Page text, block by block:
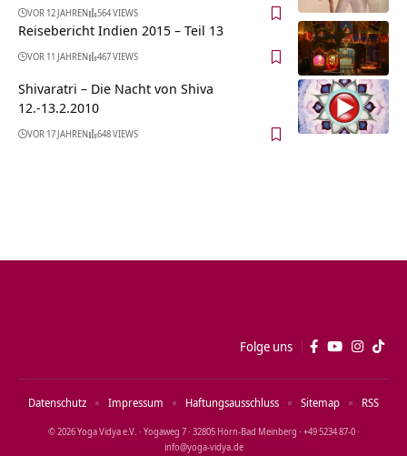
VOR 12 JAHREN 564 VIEWS
Reisebericht Indien 2015 – Teil 13
VOR 11 JAHREN 467 VIEWS
Shivaratri – Die Nacht von Shiva
12.-13.2.2010
VOR 17 JAHREN 648 VIEWS
Folge uns
© 2026 Yoga Vidya e.V. · Yogaweg 7 · 32805 Horn‑Bad Meinberg · +49 5234 87‑0 ·
info@yoga‑vidya.de
Datenschutz Impressum Haftungsausschluss Sitemap RSS